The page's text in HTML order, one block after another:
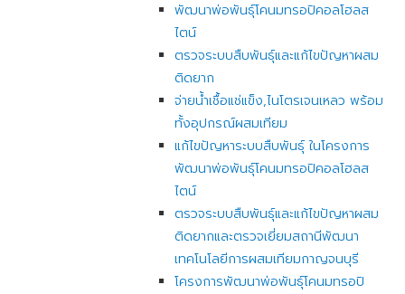
พัฒนาพ่อพันธุ์โคนมทรอปิคอลโฮลส
ไตน์
ตรวจระบบสืบพันธุ์และแก้ไขปัญหาผสม
ติดยาก
จ่ายน้ำเชื้อแช่แข็ง,ไนโตรเจนเหลว พร้อม
ทั้งอุปกรณ์ผสมเทียม
แก้ไขปัญหาระบบสืบพันธุ์ ในโครงการ
พัฒนาพ่อพันธุ์โคนมทรอปิคอลโฮลส
ไตน์
ตรวจระบบสืบพันธุ์และแก้ไขปัญหาผสม
ติดยากและตรวจเยี่ยมสถานีพัฒนา
เทคโนโลยีการผสมเทียมกาญจนบุรี
โครงการพัฒนาพ่อพันธุ์โคนมทรอปิ